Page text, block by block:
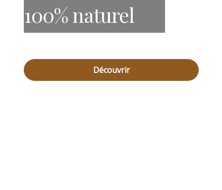
100% naturel
Découvrir